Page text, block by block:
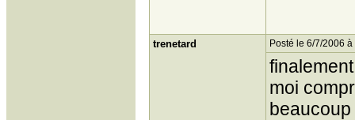
trenetard Posté le 6/7/2006
moi